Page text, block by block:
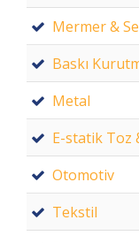
Mermer &
Baskı
Metal
E-statik Toz
Otomotiv
Tekstil